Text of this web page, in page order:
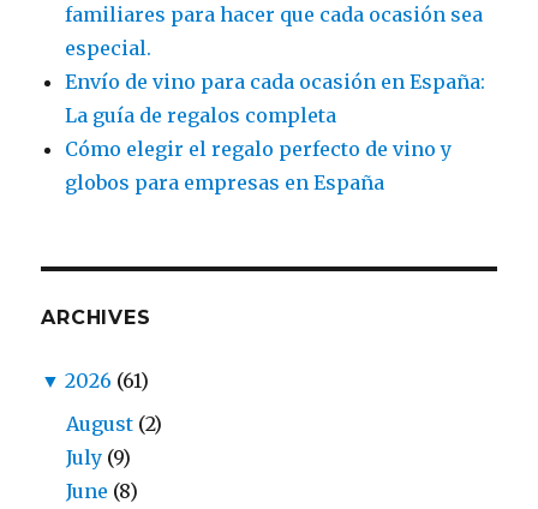
familiares para hacer que cada ocasión sea
especial.
Envío de vino para cada ocasión en España:
La guía de regalos completa
Cómo elegir el regalo perfecto de vino y
globos para empresas en España
ARCHIVES
▼ 2026 (61)
August (2)
July (9)
June (8)